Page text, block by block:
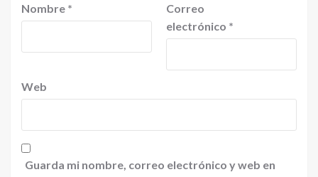
Nombre *
Correo
electrónico *
Web
Guarda mi nombre, correo electrónico y web en